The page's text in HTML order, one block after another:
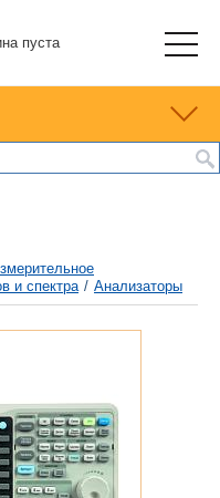
пуста
и спектра / Анализаторы